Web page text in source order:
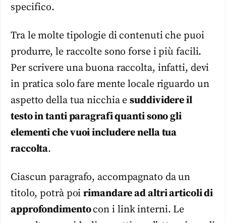
specifico.
Tra le molte tipologie di contenuti che puoi
produrre, le raccolte sono forse i più facili.
Per scrivere una buona raccolta, infatti, devi
in pratica solo fare mente locale riguardo un
aspetto della tua nicchia esuddividere il
testo in tanti paragrafi quanti sono gli
elementi che vuoi includere nella tua
raccolta.
Ciascun paragrafo, accompagnato da un
titolo, potrà poirimandare ad altri articoli di
approfondimentocon i link interni. Le